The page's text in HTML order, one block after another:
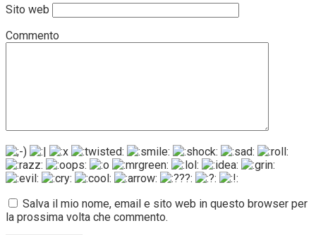
Sito web
Commento
Salva il mio nome, email e sito web in questo browser per
la prossima volta che commento.